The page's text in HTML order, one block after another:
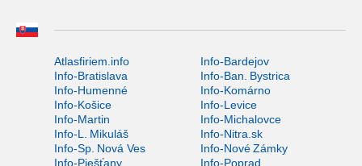
Atlasfiriem.info
Info-Bardejov
Info-Bratislava
Info-Ban. Bystrica
Info-Humenné
Info-Komárno
Info-Košice
Info-Levice
Info-Martin
Info-Michalovce
Info-L. Mikuláš
Info-Nitra.sk
Info-Sp. Nová Ves
Info-Nové Zámky
Info-Piešťany
Info-Poprad